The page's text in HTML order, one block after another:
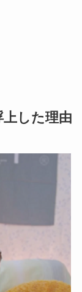
した理由